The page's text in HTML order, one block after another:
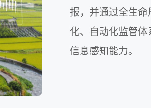
报，并通过全生
化、自动化监管
信息感知能力。